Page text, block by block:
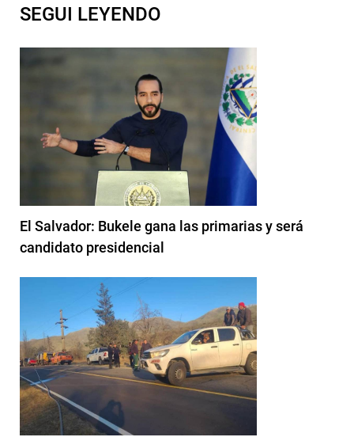
SEGUI LEYENDO
El Salvador: Bukele gana las primarias y será
candidato presidencial